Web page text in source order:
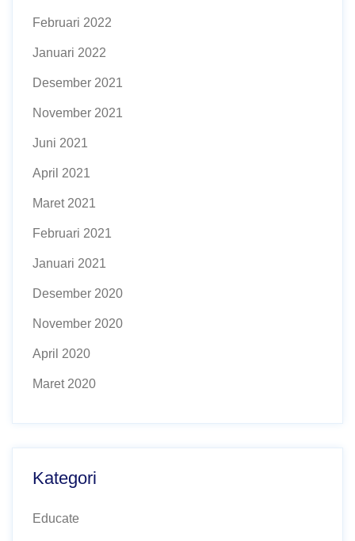
Februari 2022
Januari 2022
Desember 2021
November 2021
Juni 2021
April 2021
Maret 2021
Februari 2021
Januari 2021
Desember 2020
November 2020
April 2020
Maret 2020
Kategori
Educate